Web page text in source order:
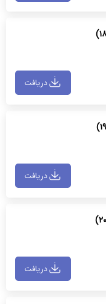
دریافت
دریافت
دریافت